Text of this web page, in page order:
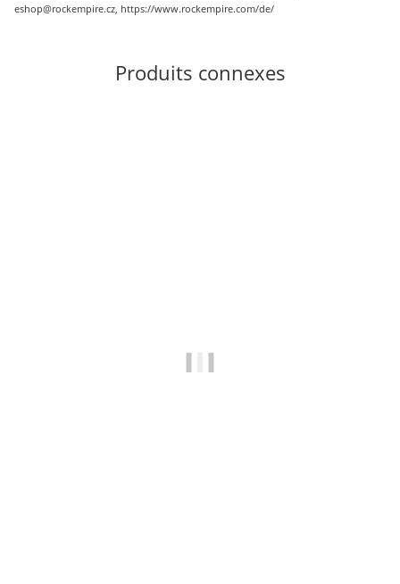
eshop@rockempire.cz, https://www.rockempire.com/de/
Produits connexes